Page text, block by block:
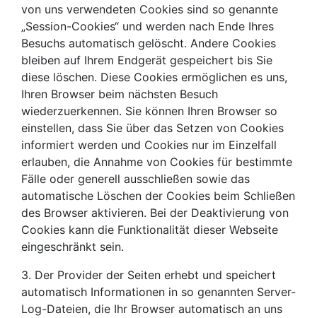
von uns verwendeten Cookies sind so genannte
„Session-Cookies“ und werden nach Ende Ihres
Besuchs automatisch gelöscht. Andere Cookies
bleiben auf Ihrem Endgerät gespeichert bis Sie
diese löschen. Diese Cookies ermöglichen es uns,
Ihren Browser beim nächsten Besuch
wiederzuerkennen. Sie können Ihren Browser so
einstellen, dass Sie über das Setzen von Cookies
informiert werden und Cookies nur im Einzelfall
erlauben, die Annahme von Cookies für bestimmte
Fälle oder generell ausschließen sowie das
automatische Löschen der Cookies beim Schließen
des Browser aktivieren. Bei der Deaktivierung von
Cookies kann die Funktionalität dieser Webseite
eingeschränkt sein.
3. Der Provider der Seiten erhebt und speichert
automatisch Informationen in so genannten Server-
Log-Dateien, die Ihr Browser automatisch an uns